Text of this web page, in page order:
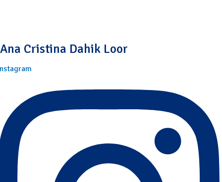
Ana Cristina Dahik Loor